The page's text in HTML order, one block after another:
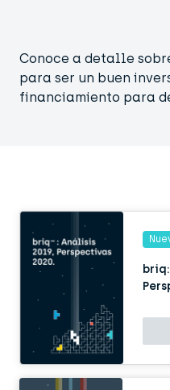
Conoce a detalle
para ser un buen
financiamiento para